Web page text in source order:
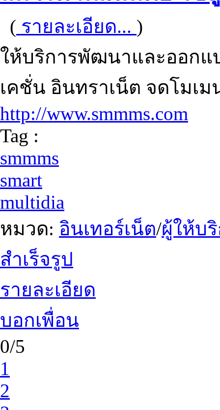
( รายละเอียด... )
ให้บริการพัฒนาและออกแ
เคชั่น อินทราเน็ต จดโมเ
http://www.smmms.com
Tag :
smmms
smart
multidia
หมวด: อินเทอร์เน็ต/ผู้ให้บ
สำเร็จรูป
รายละเอียด
บอกเพื่อน
0/5
1
2